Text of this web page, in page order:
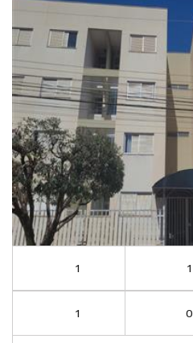
1 1
1 0